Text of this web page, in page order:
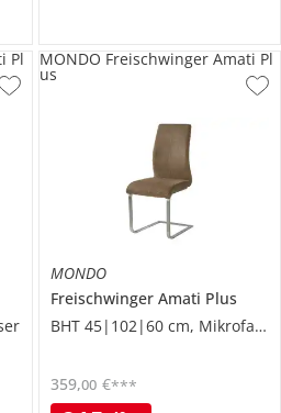
Pl
MONDO
Freischwinger Amati Plus
BHT 45|102|60 cm, Mikrofaser
359,00 €***
MONDO Freischwinger Amati Pl
us